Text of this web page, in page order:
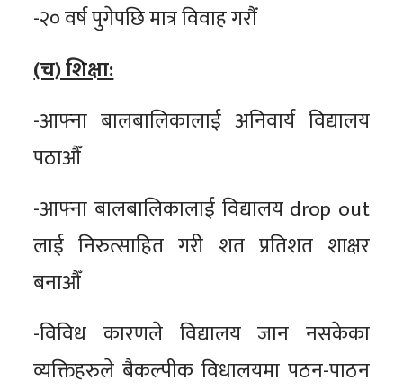
-२० वर्ष पुगेपछि मात्र विवाह गरौं
(च) शिक्षा:
-आफ्ना बालबालिकालाई अनिवार्य विद्यालय
पठाऔँ
-आफ्ना बालबालिकालाई विद्यालय drop out
लाई निरुत्साहित गरी शत प्रतिशत शाक्षर
बनाऔँ
-विविध कारणले विद्यालय जान नसकेका
व्यक्तिहरुले बैकल्पीक विधालयमा पठन-पाठन